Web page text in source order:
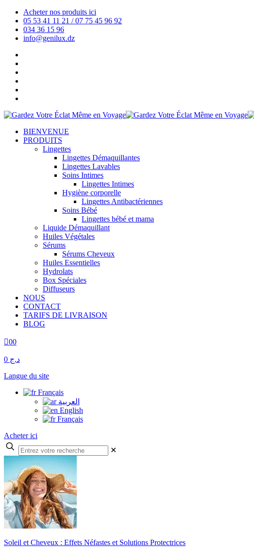
Acheter nos produits ici
05 53 41 11 21 / 07 75 45 96 92
034 36 15 96
info@genilux.dz
BIENVENUE
PRODUITS
Lingettes
Lingettes Démaquillantes
Lingettes Lavables
Soins Intimes
Lingettes Intimes
Hygiène corporelle
Lingettes Antibactériennes
Soins Bébé
Lingettes bébé et mama
Liquide Démaquillant
Huiles Végétales
Sérums
Sérums Cheveux
Huiles Essentielles
Hydrolats
Box Spéciales
Diffuseurs
NOUS
CONTACT
TARIFS DE LIVRAISON
BLOG
00
د.ج 0
Langue du site
Français
العربية
English
Français
Acheter ici
✕
Soleil et Cheveux : Effets Néfastes et Solutions Protectrices